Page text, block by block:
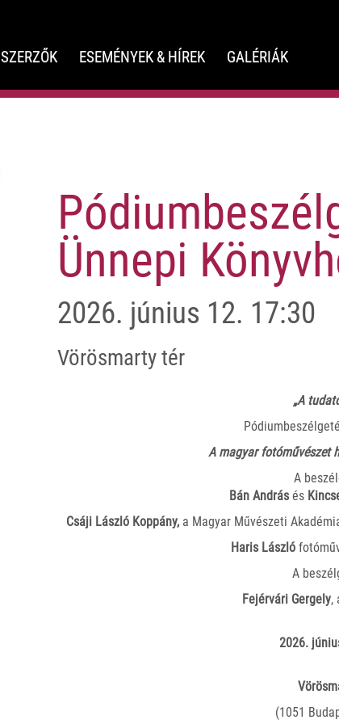
SZERZŐK ESEMÉNYEK & HÍREK GALÉRIÁK
Ünnepi
2026. június 12. 17:30
Vörösmarty tér
„A
A magyar fotóművészet
A
Bán Andrásés
Csáji László Koppány, a Magyar Művészeti
Haris László
A
Fejérvári Gergely,
2026.
(1051